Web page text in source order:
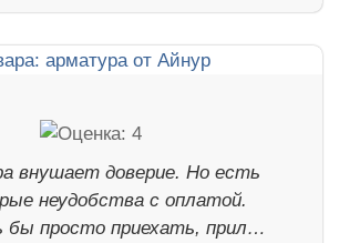
внушает доверие. Но есть
неудобства с оплатой.
бы просто приехать, прил…